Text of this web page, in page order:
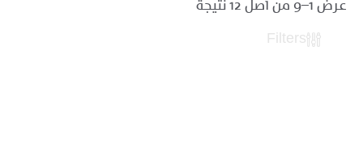
عرض 1–9 من أصل 12 نتيجة
Filters